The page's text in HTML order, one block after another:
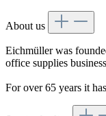
About us
Eichmüller was
office supplies
For over 65 years it